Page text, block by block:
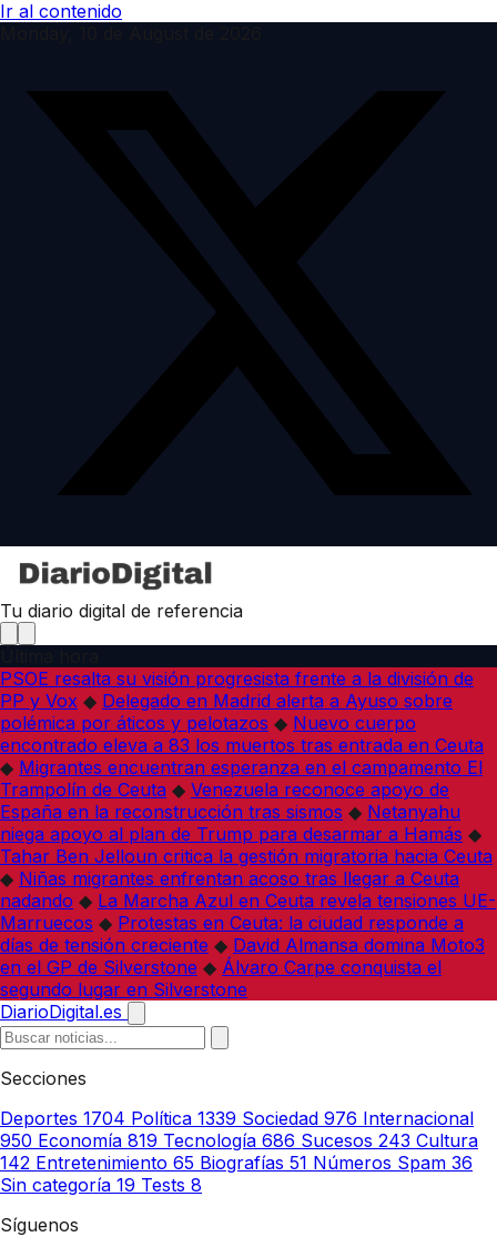
Ir al contenido
Tu diario digital de referencia
PSOE resalta su visión progresista frente a la división de
PP y Vox ◆ Delegado en Madrid alerta a Ayuso sobre
polémica por áticos y pelotazos ◆ Nuevo cuerpo
encontrado eleva a 83 los muertos tras entrada en Ceuta
◆ Migrantes encuentran esperanza en el campamento El
Trampolín de Ceuta ◆ Venezuela reconoce apoyo de
España en la reconstrucción tras sismos ◆ Netanyahu
niega apoyo al plan de Trump para desarmar a Hamás ◆
Tahar Ben Jelloun critica la gestión migratoria hacia Ceuta
◆ Niñas migrantes enfrentan acoso tras llegar a Ceuta
nadando ◆ La Marcha Azul en Ceuta revela tensiones UE-
Marruecos ◆ Protestas en Ceuta: la ciudad responde a
días de tensión creciente ◆ David Almansa domina Moto3
en el GP de Silverstone ◆ Álvaro Carpe conquista el
segundo lugar en Silverstone
DiarioDigital.es
Secciones
Deportes 1704 Política 1339 Sociedad 976 Internacional
950 Economía 819 Tecnología 686 Sucesos 243 Cultura
142 Entretenimiento 65 Biografías 51 Números Spam 36
Sin categoría 19 Tests 8
Síguenos